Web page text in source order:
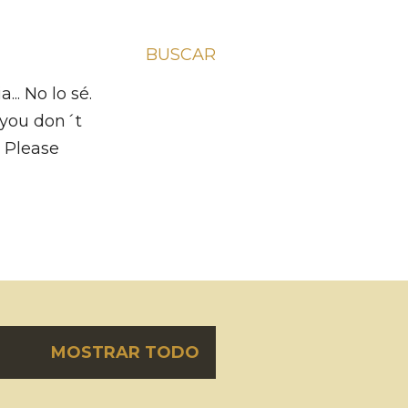
BUSCAR
No lo sé.
don´t
MOSTRAR TODO